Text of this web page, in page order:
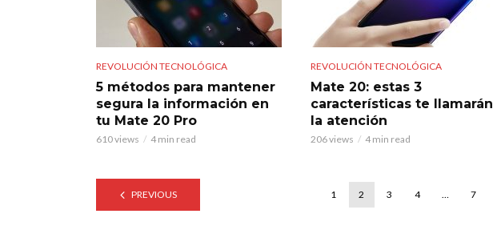
REVOLUCIÓN TECNOLÓGICA
5 métodos para mantener
segura la información en
tu Mate 20 Pro
610 views 4 min read
REVOLUCIÓN TECNOLÓGICA
Mate 20: estas 3
características te llamarán
la atención
206 views 4 min read
PREVIOUS 1 2 3 4 … 7